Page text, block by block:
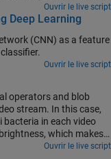
trains, boats.
Ouvrir le live script
Deep Learning
(CNN) as a feature
Ouvrir le live script
operators and blob
stream. In this case,
bacteria in each video
which makes
Ouvrir le live script